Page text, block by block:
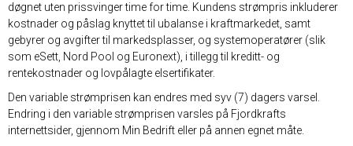
døgnet uten prissvinger time for time. Kundens strømpris inkluderer
kostnader og påslag knyttet til ubalanse i kraftmarkedet, samt
gebyrer og avgifter til markedsplasser, og systemoperatører (slik
som eSett, Nord Pool og Euronext), i tillegg til kreditt- og
rentekostnader og lovpålagte elsertifikater.
Den variable strømprisen kan endres med syv (7) dagers varsel.
Endring i den variable strømprisen varsles på Fjordkrafts
internettsider, gjennom Min Bedrift eller på annen egnet måte.